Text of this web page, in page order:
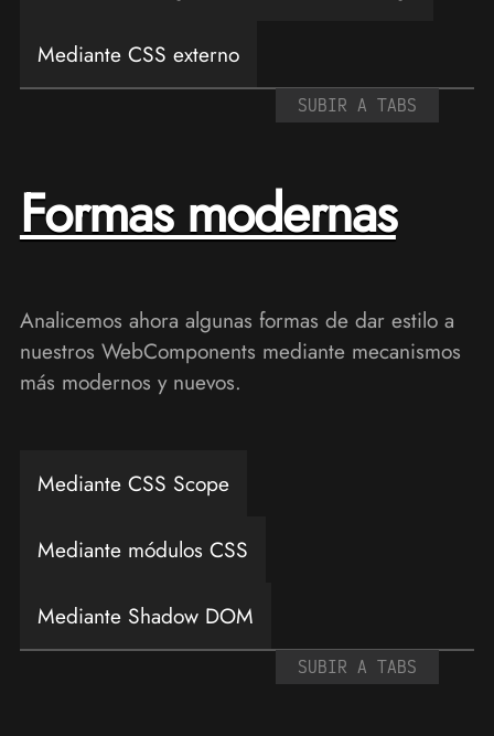
Mediante CSS externo
SUBIR A TABS
Formas modernas
Analicemos ahora algunas formas de dar estilo a
nuestros WebComponents mediante mecanismos
más modernos y nuevos.
Mediante CSS Scope
Mediante módulos CSS
Mediante Shadow DOM
SUBIR A TABS